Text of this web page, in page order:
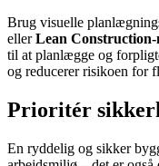
Brug visuelle
ellerLean Construction-
til at planlægge og
og reducerer risikoen for
Prioritér
En ryddelig og sikker